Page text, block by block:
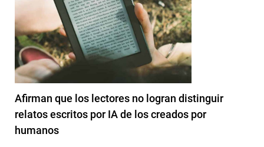
Afirman que los lectores no logran distinguir
relatos escritos por IA de los creados por
humanos